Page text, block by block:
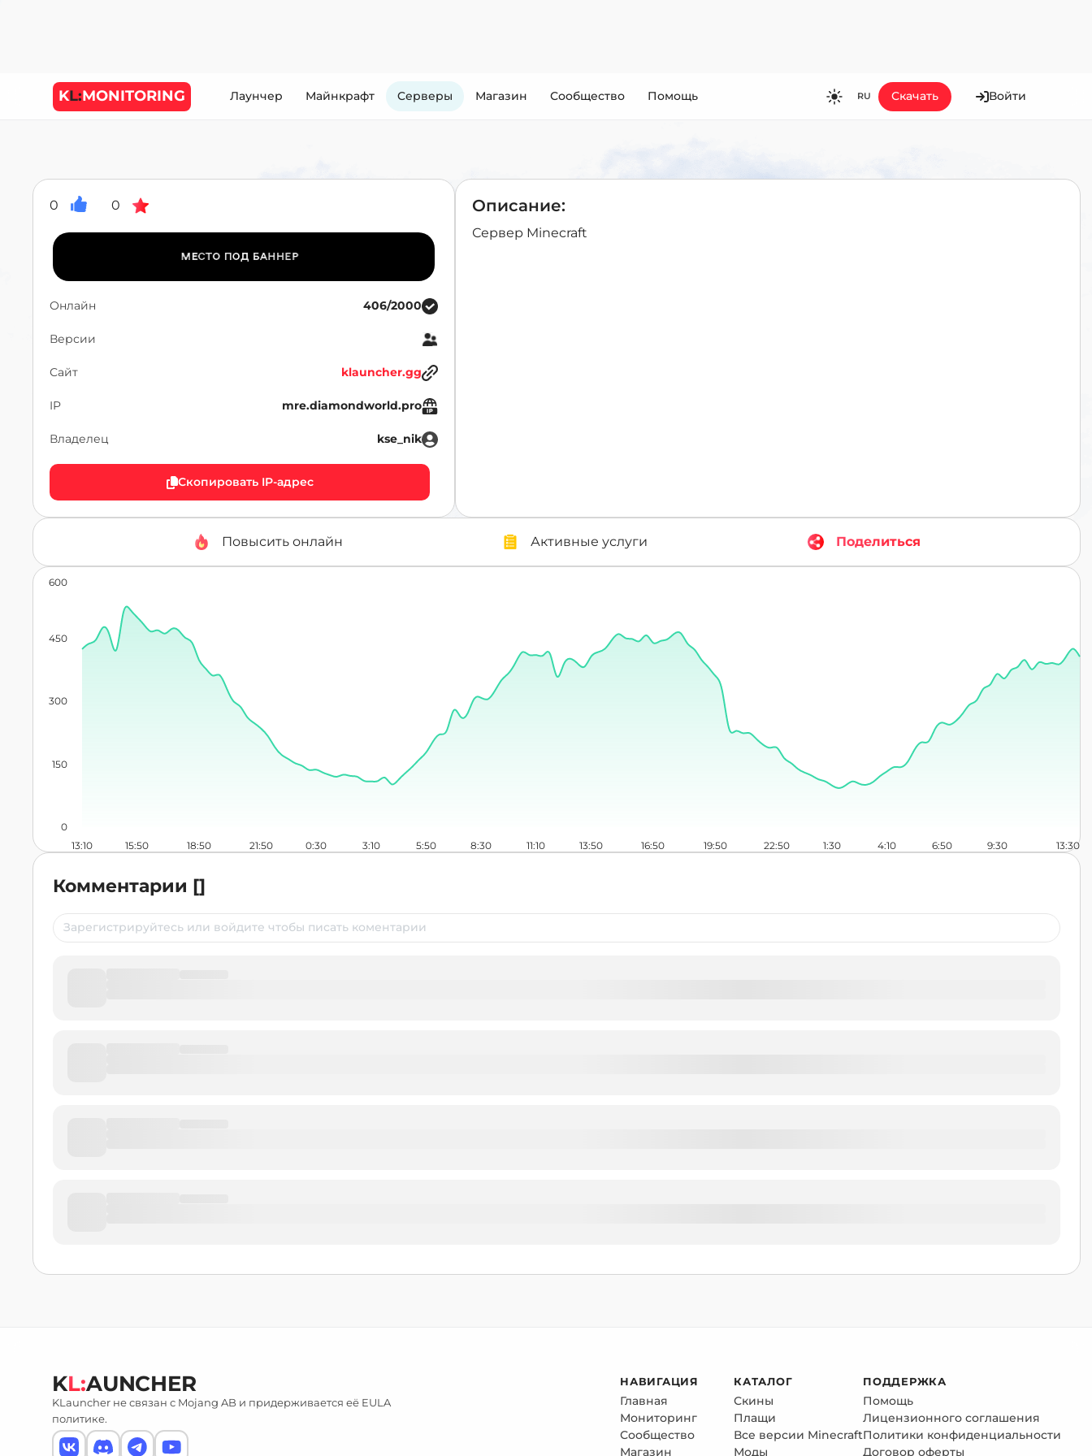
KL:MONITORING Лаунчер Майнкрафт Cерверы Магазин Сообщество Помощь RU
ES
Скачать Войти
0 0
Онлайн 406/2000
Версии
Сайт klauncher.gg
IP mre.diamondworld.pro
Владелец kse_nik
Скопировать IP-адрес
Описание:
Сервер Minecraft
Повысить онлайн Активные услуги Поделиться
13:10 15:50 18:50 21:50 0:30 3:10 5:50 8:30 11:10 13:50 16:50 19:50 22:50 1:30 4:10 6:50 9:30 13:30
0
150
300
450
600
Комментарии []
KL:AUNCHER
KLauncher не связан с Mojang AB и придерживается её EULA
политике.
НАВИГАЦИЯ
Главная
Мониторинг
Сообщество
Магазин
КАТАЛОГ
Скины
Плащи
Все версии Minecraft
Моды
ПОДДЕРЖКА
Помощь
Лицензионного соглашения
Политики конфиденциальности
Договор оферты